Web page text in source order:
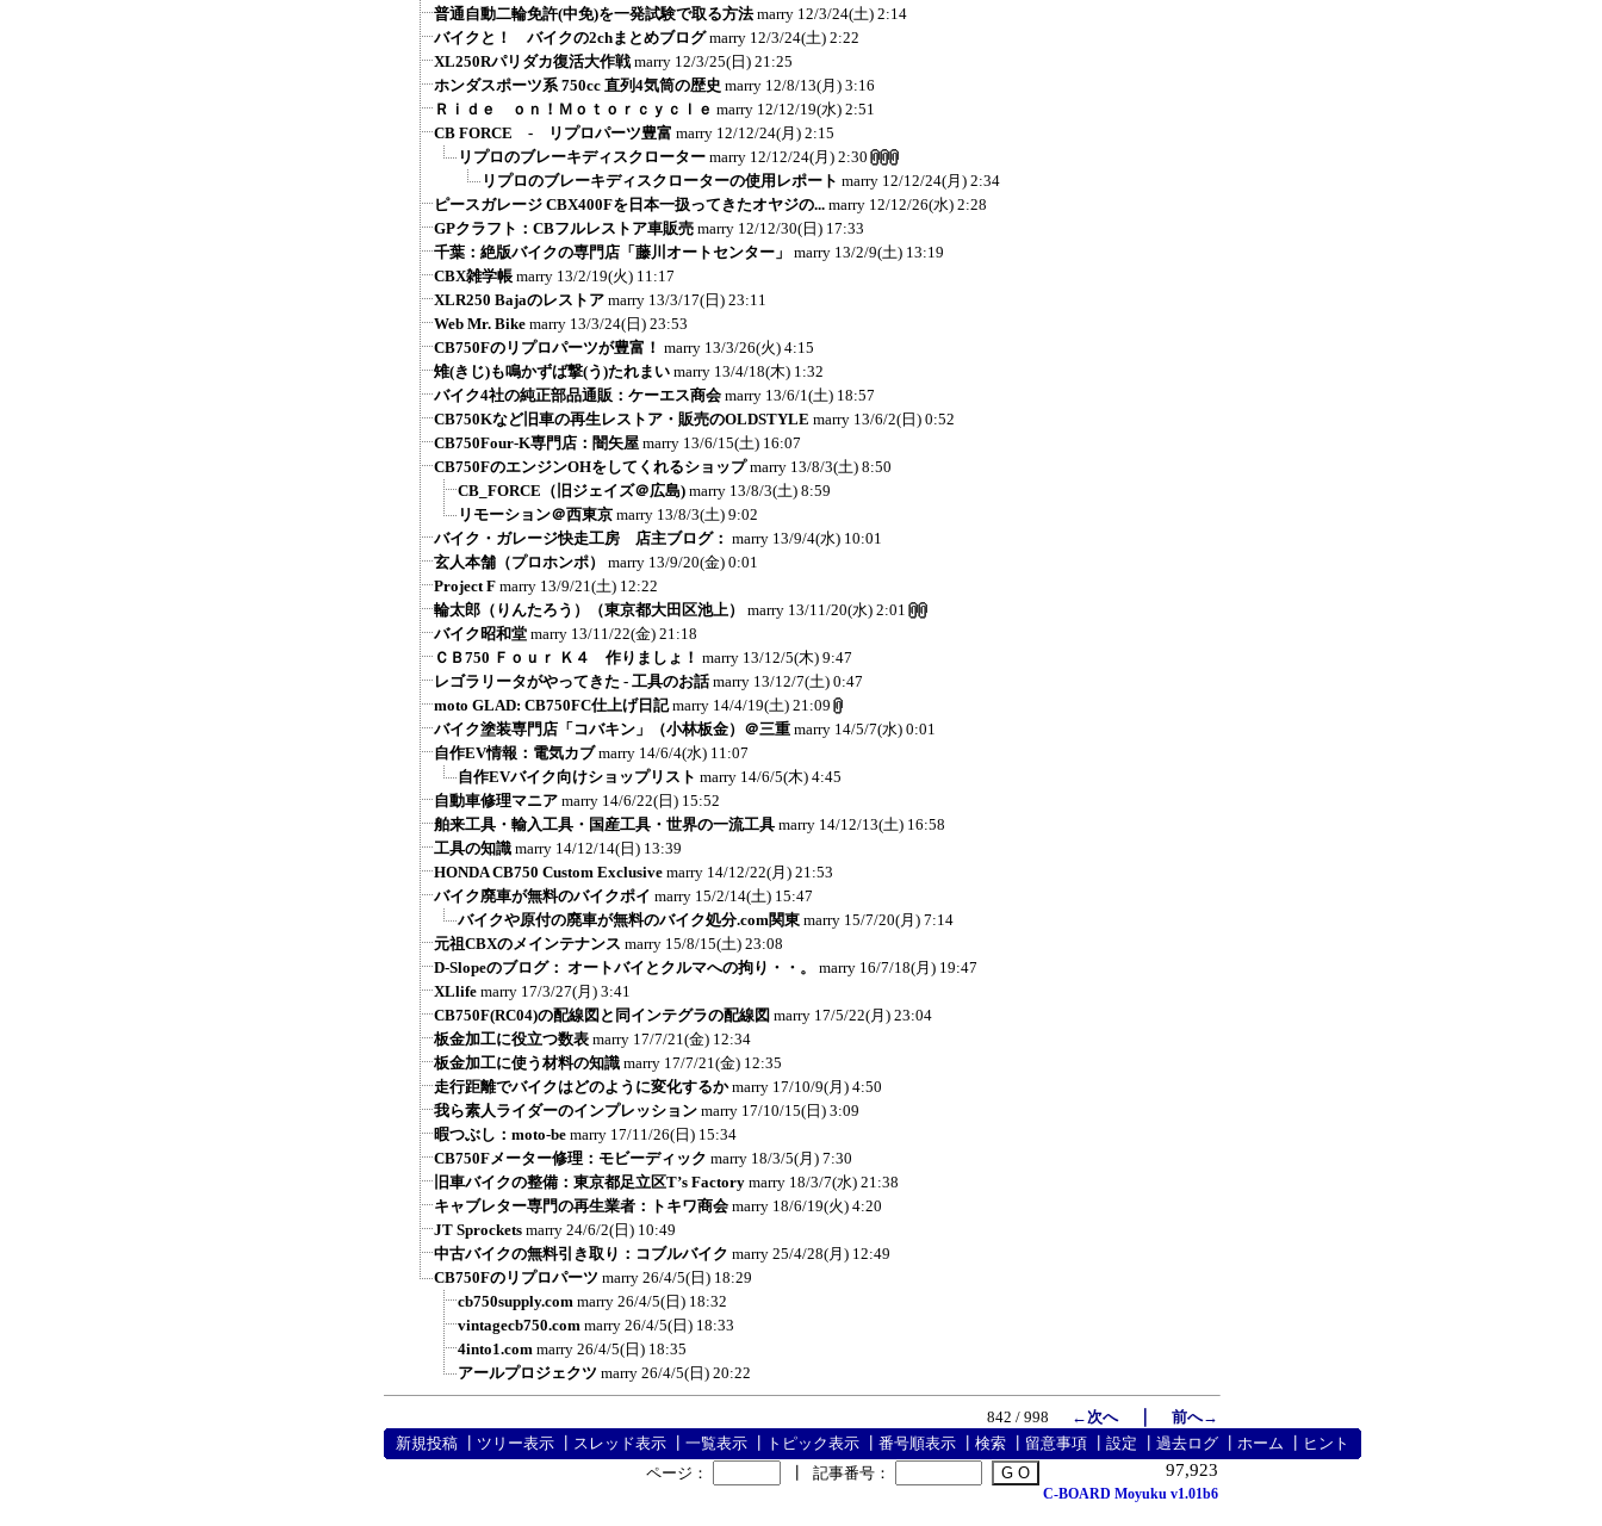
普通自動二輪免許(中免)を一発試験で取る方法 marry 12/3/24(土) 2:14
バイクと！ バイクの2chまとめブログ marry 12/3/24(土) 2:22
XL250Rパリダカ復活大作戦 marry 12/3/25(日) 21:25
ホンダスポーツ系 750cc 直列4気筒の歴史 marry 12/8/13(月) 3:16
Ｒｉｄｅ ｏｎ！Ｍｏｔｏｒｃｙｃｌｅ marry 12/12/19(水) 2:51
CB FORCE - リプロパーツ豊富 marry 12/12/24(月) 2:15
リプロのブレーキディスクローター marry 12/12/24(月) 2:30
リプロのブレーキディスクローターの使用レポート marry 12/12/24(月) 2:34
ピースガレージ CBX400Fを日本一扱ってきたオヤジの... marry 12/12/26(水) 2:28
GPクラフト：CBフルレストア車販売 marry 12/12/30(日) 17:33
千葉：絶版バイクの専門店「藤川オートセンター」
marry 13/2/9(土) 13:19
CBX雑学帳 marry 13/2/19(火) 11:17
XLR250 Bajaのレストア marry 13/3/17(日) 23:11
Web Mr. Bike marry 13/3/24(日) 23:53
CB750Fのリプロパーツが豊富！ marry 13/3/26(火) 4:15
雉(きじ)も鳴かずば撃(う)たれまい marry 13/4/18(木) 1:32
バイク4社の純正部品通販：ケーエス商会 marry 13/6/1(土) 18:57
CB750Kなど旧車の再生レストア・販売のOLDSTYLE marry 13/6/2(日) 0:52
CB750Four-K専門店：闇矢屋 marry 13/6/15(土) 16:07
CB750FのエンジンOHをしてくれるショップ marry 13/8/3(土) 8:50
CB_FORCE（旧ジェイズ＠広島) marry 13/8/3(土) 8:59
リモーション＠西東京 marry 13/8/3(土) 9:02
バイク・ガレージ快走工房 店主ブログ： marry 13/9/4(水) 10:01
玄人本舗（プロホンポ）
marry 13/9/20(金) 0:01
Project F marry 13/9/21(土) 12:22
輪太郎（りんたろう）（東京都大田区池上）
marry 13/11/20(水) 2:01
バイク昭和堂 marry 13/11/22(金) 21:18
ＣＢ750 Ｆｏｕｒ Ｋ４ 作りましょ！ marry 13/12/5(木) 9:47
レゴラリータがやってきた - 工具のお話 marry 13/12/7(土) 0:47
moto GLAD: CB750FC仕上げ日記 marry 14/4/19(土) 21:09
バイク塗装専門店「コバキン」（小林板金）＠三重 marry 14/5/7(水) 0:01
自作EV情報：電気カブ marry 14/6/4(水) 11:07
自作EVバイク向けショップリスト marry 14/6/5(木) 4:45
自動車修理マニア marry 14/6/22(日) 15:52
舶来工具・輸入工具・国産工具・世界の一流工具 marry 14/12/13(土) 16:58
工具の知識 marry 14/12/14(日) 13:39
HONDA CB750 Custom Exclusive marry 14/12/22(月) 21:53
バイク廃車が無料のバイクポイ marry 15/2/14(土) 15:47
バイクや原付の廃車が無料のバイク処分.com関東 marry 15/7/20(月) 7:14
元祖CBXのメインテナンス marry 15/8/15(土) 23:08
D-Slopeのブログ： オートバイとクルマへの拘り・・。
marry 16/7/18(月) 19:47
XLlife marry 17/3/27(月) 3:41
CB750F(RC04)の配線図と同インテグラの配線図 marry 17/5/22(月) 23:04
板金加工に役立つ数表 marry 17/7/21(金) 12:34
板金加工に使う材料の知識 marry 17/7/21(金) 12:35
走行距離でバイクはどのように変化するか marry 17/10/9(月) 4:50
我ら素人ライダーのインプレッション marry 17/10/15(日) 3:09
暇つぶし：moto-be marry 17/11/26(日) 15:34
CB750Fメーター修理：モビーディック marry 18/3/5(月) 7:30
旧車バイクの整備：東京都足立区T’s Factory marry 18/3/7(水) 21:38
キャブレター専門の再生業者：トキワ商会 marry 18/6/19(火) 4:20
JT Sprockets marry 24/6/2(日) 10:49
中古バイクの無料引き取り：コブルバイク marry 25/4/28(月) 12:49
CB750Fのリプロパーツ marry 26/4/5(日) 18:29
cb750supply.com marry 26/4/5(日) 18:32
vintagecb750.com marry 26/4/5(日) 18:33
4into1.com marry 26/4/5(日) 18:35
アールプロジェクツ marry 26/4/5(日) 20:22
842 / 998 ←次へ｜ 前へ→
新規投稿
ツリー表示 スレッド表示 一覧表示 トピック表示 番号順表示 検索 留意事項 設定 過去ログ ホーム ヒント
97,923
ページ： 記事番号：
C-BOARD Moyuku v1.01b6